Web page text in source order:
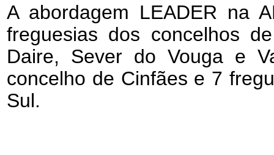
A abordagem LEADER na
freguesias dos concelhos
Daire, Sever do Vouga e
concelho de Cinfães e 7
Sul.